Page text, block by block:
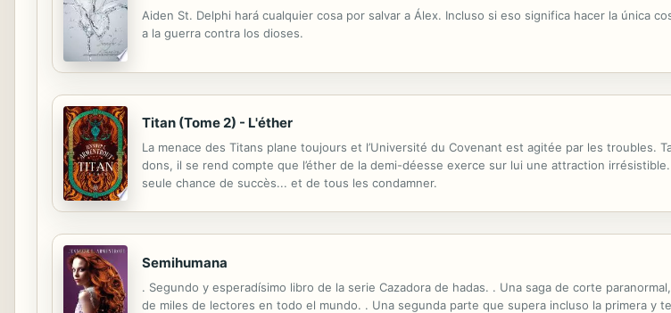
Aiden St. Delphi hará cualquier cosa por salvar a Álex. Incluso si eso significa hacer la única
a la guerra contra los dioses.
Titan (Tome 2) - L'éther
La menace des Titans plane toujours et l’Université du Covenant est agitée par les troubles.
dons, il se rend compte que l’éther de la demi-déesse exerce sur lui une attraction
seule chance de succès... et de tous les condamner.
Semihumana
. Segundo y esperadísimo libro de la serie Cazadora de hadas. . Una saga de corte
de miles de lectores en todo el mundo. . Una segunda parte que supera incluso la primera y